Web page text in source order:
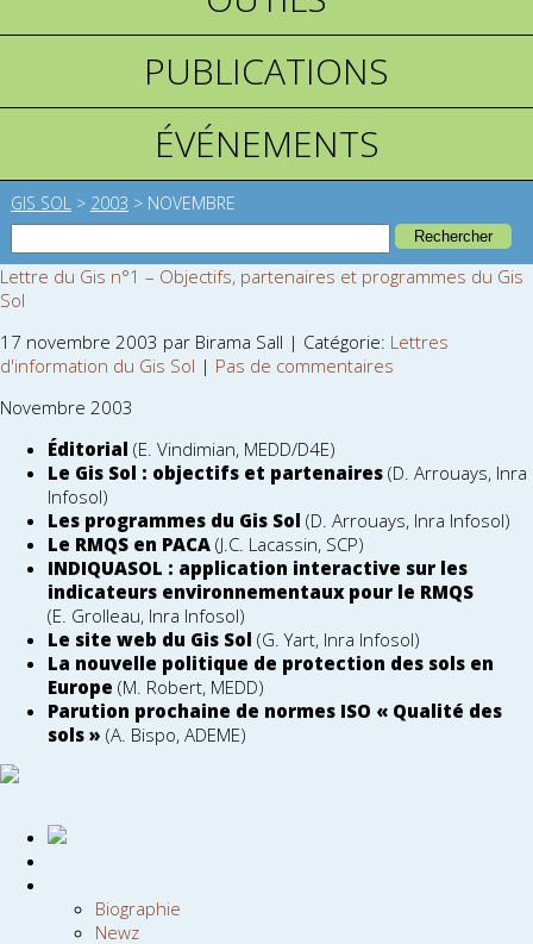
PUBLICATIONS
ÉVÉNEMENTS
GIS SOL > 2003 > NOVEMBRE
Lettre du Gis n°1 – Objectifs, partenaires et programmes du Gis
Sol
17 novembre 2003 par Birama Sall | Catégorie: Lettres
d'information du Gis Sol | Pas de commentaires
Novembre 2003
Éditorial (E. Vindimian, MEDD/D4E)
Le Gis Sol : objectifs et partenaires (D. Arrouays, Inra
Infosol)
Les programmes du Gis Sol (D. Arrouays, Inra Infosol)
Le RMQS en PACA (J.C. Lacassin, SCP)
INDIQUASOL : application interactive sur les
indicateurs environnementaux pour le RMQS
(E. Grolleau, Inra Infosol)
Le site web du Gis Sol (G. Yart, Inra Infosol)
La nouvelle politique de protection des sols en
Europe (M. Robert, MEDD)
Parution prochaine de normes ISO « Qualité des
sols » (A. Bispo, ADEME)
Biographie
Newz